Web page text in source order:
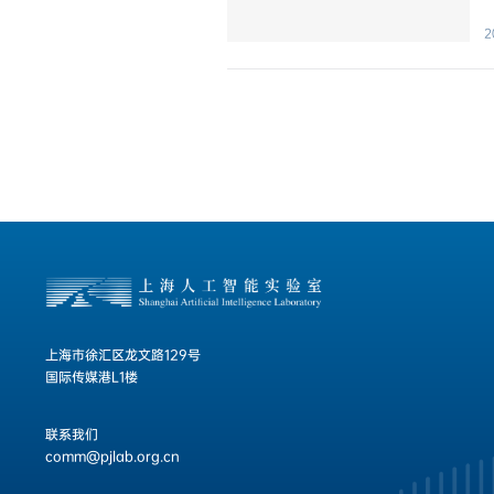
上海市徐汇区龙文路129号
国际传媒港L1楼
联系我们
comm@pjlab.org.cn